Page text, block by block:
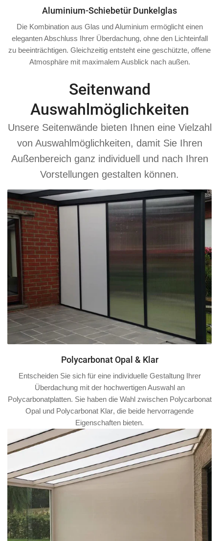
Aluminium-Schiebetür Dunkelglas
Die Kombination aus Glas und Aluminium ermöglicht einen
eleganten Abschluss Ihrer Überdachung, ohne den Lichteinfall
zu beeinträchtigen. Gleichzeitig entsteht eine geschützte, offene
Atmosphäre mit maximalem Ausblick nach außen.
Seitenwand
Auswahlmöglichkeiten
Unsere Seitenwände bieten Ihnen eine Vielzahl
von Auswahlmöglichkeiten, damit Sie Ihren
Außenbereich ganz individuell und nach Ihren
Vorstellungen gestalten können.
Polycarbonat Opal & Klar
Entscheiden Sie sich für eine individuelle Gestaltung Ihrer
Überdachung mit der hochwertigen Auswahl an
Polycarbonatplatten. Sie haben die Wahl zwischen Polycarbonat
Opal und Polycarbonat Klar, die beide hervorragende
Eigenschaften bieten.